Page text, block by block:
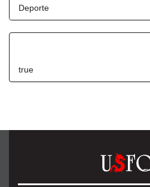
Deporte
true